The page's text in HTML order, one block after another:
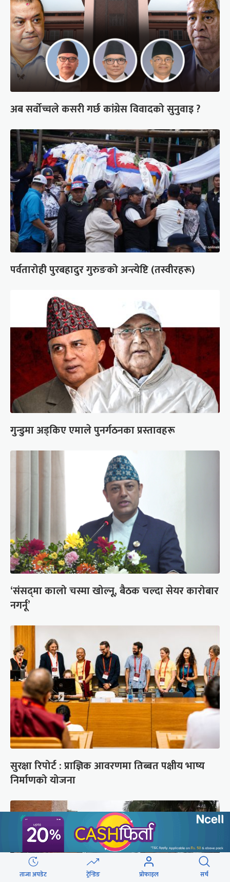
अब सर्वोच्चले कसरी गर्छ कांग्रेस विवादको सुनुवाइ ?
पर्वतारोही पुरबहादुर गुरुङको अन्त्येष्टि (तस्वीरहरू)
गुन्डुमा अड्किए एमाले पुनर्गठनका प्रस्तावहरू
‘संसद्‍मा कालो चस्मा खोल्नू, बैठक चल्दा सेयर कारोबार
नगर्नू’
सुरक्षा रिपोर्ट : प्राज्ञिक आवरणमा तिब्बत पक्षीय भाष्य
निर्माणको योजना
ताजा अपडेट ट्रेन्डिङ प्रोफाइल सर्च